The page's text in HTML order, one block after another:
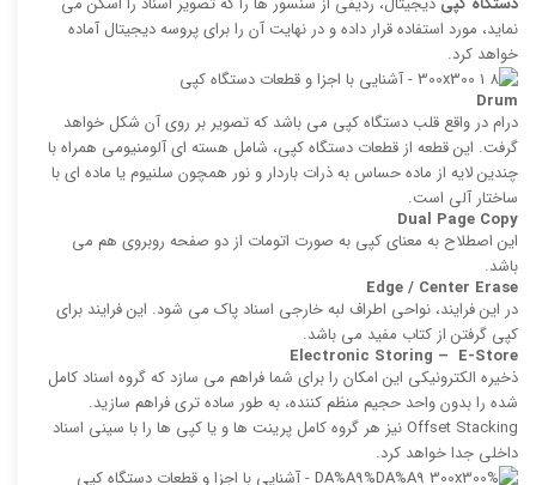
نماید، مورد استفاده قرار داده و در نهایت آن را برای پروسه دیجیتال آماده
خواهد کرد.
Drum
درام در واقع قلب دستگاه كپی می‌ باشد كه تصویر بر روی آن شكل خواهد
گرفت. این قطعه از قطعات دستگاه کپی، شامل هسته ای آلومنیومی همراه با
چندین لایه از ماده حساس به ذرات باردار و نور همچون سلنیوم یا ماده ای با
ساختار آلی است.
Dual Page Copy
این اصطلاح به معنای کپی به صورت اتومات از دو صفحه روبروی هم می
باشد.
Edge / Center Erase
در این فرایند، نواحی اطراف لبه خارجی اسناد پاک می شود. این فرایند برای
كپی گرفتن از كتاب مفید می باشد.
Electronic Storing – E-Store
ذخیره الكترونیكی این امکان را برای شما فراهم می سازد كه گروه اسناد كامل
‌شده را بدون واحد حجیم منظم‌ كننده، به طور ساده‌ تری فراهم سازید.
Offset Stacking نیز هر گروه كامل پرینت ‌ها و یا كپی‌ ها را با سینی اسناد
داخلی جدا خواهد کرد.